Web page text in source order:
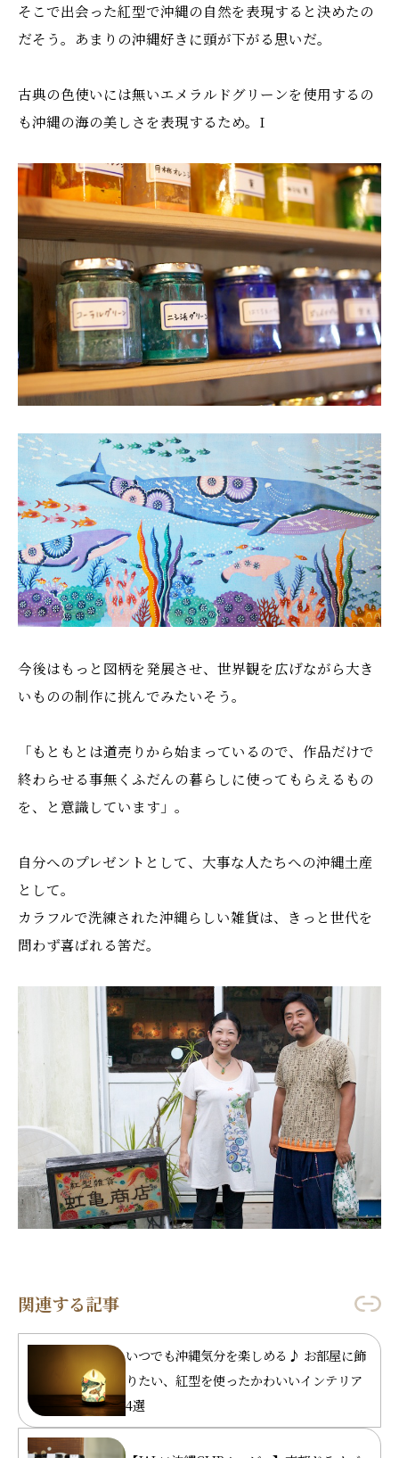
そこで出会った紅型で沖縄の自然を表現すると決めたの
だそう。あまりの沖縄好きに頭が下がる思いだ。
古典の色使いには無いエメラルドグリーンを使用するの
も沖縄の海の美しさを表現するため。I
今後はもっと図柄を発展させ、世界観を広げながら大き
いものの制作に挑んでみたいそう。
「もともとは道売りから始まっているので、作品だけで
終わらせる事無くふだんの暮らしに使ってもらえるもの
を、と意識しています」。
自分へのプレゼントとして、大事な人たちへの沖縄土産
として。
カラフルで洗練された沖縄らしい雑貨は、きっと世代を
問わず喜ばれる筈だ。
関連する記事
いつでも沖縄気分を楽しめる♪ お部屋に飾
りたい、紅型を使ったかわいいインテリア
4選